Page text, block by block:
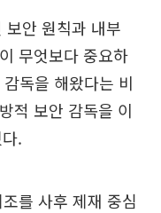
보안 원칙과 내부
무엇보다 중요하
독을 해왔다는 비
적 보안 감독을 이
.
를 사후 제재 중심